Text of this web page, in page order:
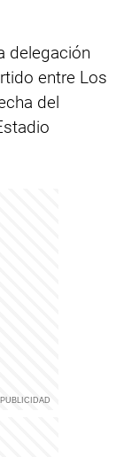
delegación
entre Los
del